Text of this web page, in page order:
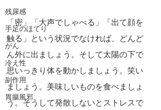
残尿感
手足のほてり
がん
冷え性
副作用
胃腸風邪
「密」「大声でしゃべる」「出て顔を
触る」という状況でなければ、どんど
ん外に出ましょう。そして太陽の下で
思いっきり体を動かしましょう。笑い
ましょう。美味しいものを食べましょ
う。そうして発散しないとストレスで